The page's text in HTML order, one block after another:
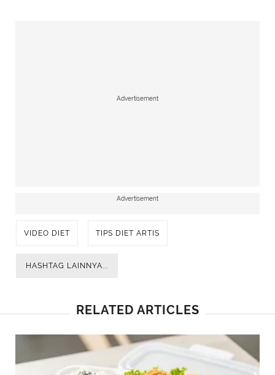
Advertisement
Advertisement
VIDEO DIET TIPS DIET ARTIS
HASHTAG LAINNYA...
RELATED ARTICLES